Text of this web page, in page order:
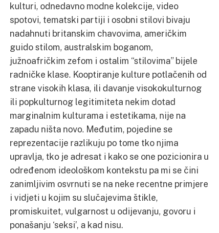
kulturi, odnedavno modne kolekcije, video
spotovi, tematski partiji i osobni stilovi bivaju
nadahnuti britanskim chavovima, američkim
guido stilom, australskim boganom,
južnoafričkim zefom i ostalim “stilovima” bijele
radničke klase. Kooptiranje kulture potlačenih od
strane visokih klasa, ili davanje visokokulturnog
ili popkulturnog legitimiteta nekim dotad
marginalnim kulturama i estetikama, nije na
zapadu ništa novo. Međutim, pojedine se
reprezentacije razlikuju po tome tko njima
upravlja, tko je adresat i kako se one pozicionira u
određenom ideološkom kontekstu pa mi se čini
zanimljivim osvrnuti se na neke recentne primjere
i vidjeti u kojim su slučajevima štikle,
promiskuitet, vulgarnost u odijevanju, govoru i
ponašanju ‘seksi’, a kad nisu.